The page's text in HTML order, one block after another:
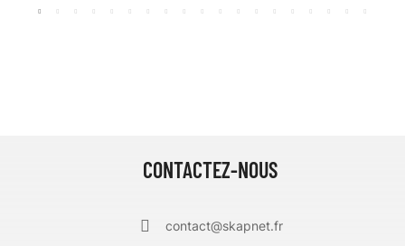
CONTACTEZ-NOUS
contact@skapnet.fr